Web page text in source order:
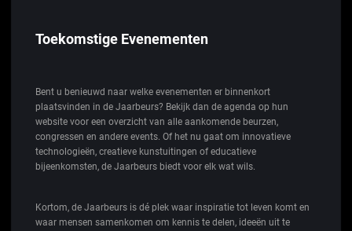
Toekomstige Evenementen
Bent u benieuwd naar welke evenementen er binnenkort
plaatsvinden in de Jaarbeurs? Bekijk dan de agenda op hun
website voor een overzicht van alle aankomende beurzen,
congressen en andere events. Of het nu gaat om innovatieve
technologieën, creatieve kunstuitingen of educatieve
bijeenkomsten, de Jaarbeurs biedt voor elk wat wils.
Kortom, de Jaarbeurs is dé plek waar inspiratie tot leven komt en
waar mensen samenkomen om kennis te delen, ideeën uit te